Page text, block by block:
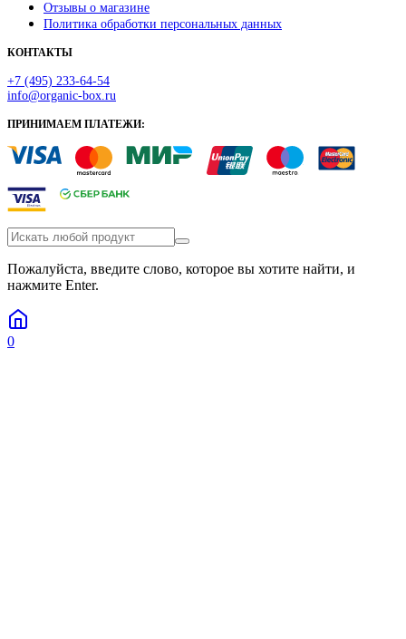
Отзывы о магазине
Политика обработки персональных данных
КОНТАКТЫ
+7 (495) 233-64-54
info@organic-box.ru
ПРИНИМАЕМ ПЛАТЕЖИ:
Пожалуйста, введите слово, которое вы хотите найти, и
нажмите Enter.
0